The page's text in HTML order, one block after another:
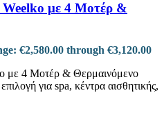
Weelko με 4 Μοτέρ &
€2,580.00 through €3,120.00
με 4 Μοτέρ & Θερμαινόμενο
για spa, κέντρα αισθητικής,